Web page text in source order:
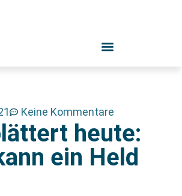
Keine Kommentare
heute:
ein Held